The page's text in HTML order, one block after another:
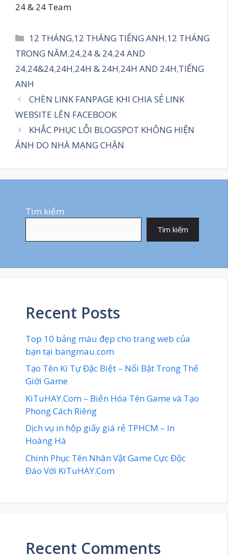
24 & 24 Team
Danh
mục
12 THÁNG,12 THÁNG TIẾNG ANH,12 THÁNG
TRONG NĂM,24,24 & 24,24 AND
24,24&24,24H,24H & 24H,24H AND 24H,TIẾNG
ANH
CHÈN LINK FANPAGE KHI CHIA SẺ LINK
WEBSITE LÊN FACEBOOK
KHẮC PHỤC LỖI BLOGSPOT KHÔNG HIỆN
ẢNH DO NHÀ MẠNG CHẶN
Tìm kiếm
Tìm kiếm
Recent Posts
Top 10 bảng màu đẹp cho trang web của
bạn tại bangmau.com
Tạo Tên Kí Tự Đặc Biệt – Nổi Bật Trong Thế
Giới Game
KiTuHAY.Com – Biến Hóa Tên Game và Tạo
Phong Cách Riêng
Dịch vụ in hộp giấy giá rẻ TPHCM – In
Hoàng Hà
Chinh Phục Tên Nhân Vật Game Cực Độc
Đáo Với KiTuHAY.Com
Recent Comments